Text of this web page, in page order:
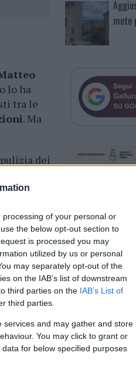
of your personal or
the below opt-out section to
is processed you may
utilized by us or personal
may separately opt-out of the
on the IAB’s list of downstream
third parties on the IAB’s List of
third parties.
services and may gather and store
You may click to grant or
for below specified purposes
lo ha
tra le
. Ma
dei
per
grazie
di
e
mete